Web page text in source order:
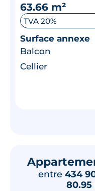
63.66 m²
TVA 20%
Surface annexe
Balcon
Cellier
entre 434
80.95